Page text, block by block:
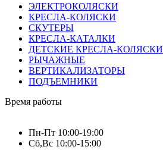
ЭЛЕКТРОКОЛЯСКИ
КРЕСЛА-КОЛЯСКИ
СКУТЕРЫ
КРЕСЛА-КАТАЛКИ
ДЕТСКИЕ КРЕСЛА-КОЛЯСКИ
РЫЧАЖНЫЕ
ВЕРТИКАЛИЗАТОРЫ
ПОДЪЕМНИКИ
Время работы
Пн-Пт 10:00-19:00
Сб,Вс 10:00-15:00